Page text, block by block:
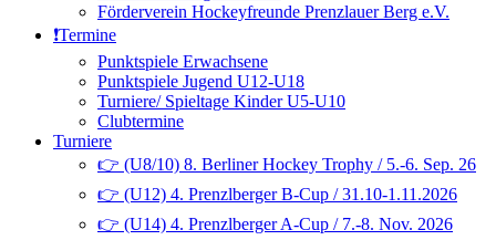
Förderverein Hockeyfreunde Prenzlauer Berg e.V.
❗️Termine
Punktspiele Erwachsene
Punktspiele Jugend U12-U18
Turniere/ Spieltage Kinder U5-U10
Clubtermine
Turniere
👉 (U8/10) 8. Berliner Hockey Trophy / 5.-6. Sep. 26
👉 (U12) 4. Prenzlberger B-Cup / 31.10-1.11.2026
👉 (U14) 4. Prenzlberger A-Cup / 7.-8. Nov. 2026